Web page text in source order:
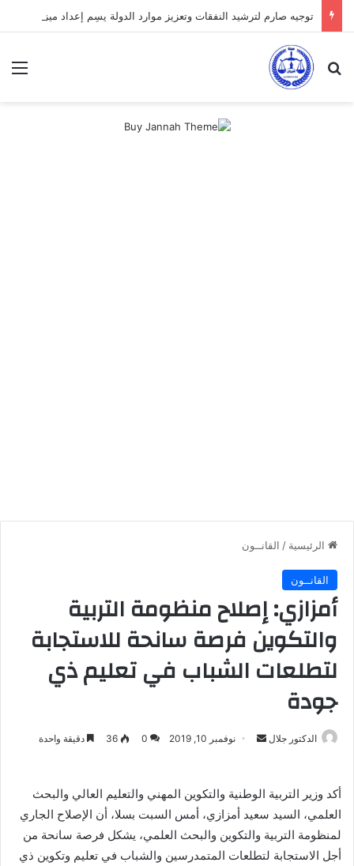
بحث عن
الرئيسية / القانــون
القانــون
أمزازي: إصلاح منظومة التربية
والتكوين فرصة سانحة للاستجابة
لتطلعات الشباب في تعليم ذي
جودة
الدكتور جلال
أرسل نوفمبر 10, 2019 0
36 دقيقة واحدة
أكد وزير التربية الوطنية والتكوين المهني والتعليم العالي والبحث
العلمي، السيد سعيد أمزازي، أمس السبت بسلا، أن الإصلاح الجاري
لمنظومة التربية والتكوين والبحث العلمي، يشكل فرصة سانحة من
أجل الاستجابة لتطلعات المتمدرسين والشباب في تعليم وتكوين ذي